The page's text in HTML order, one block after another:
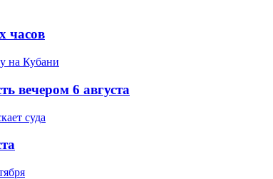
часов
вечером 6 августа